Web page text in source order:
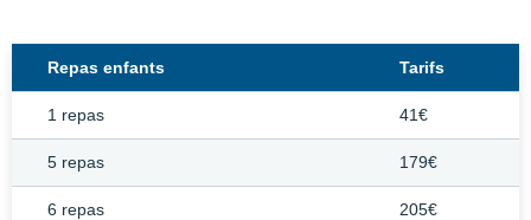
Repas enfants Tarifs
1 repas 41€
5 repas 179€
6 repas 205€